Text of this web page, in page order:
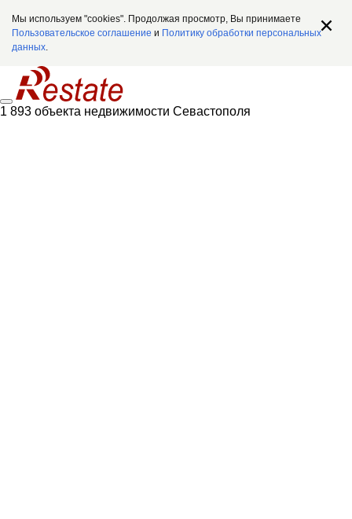
Мы используем "cookies". Продолжая просмотр, Вы принимаете
Пользовательское соглашение и Политику обработки персональных
данных.
1 893 объекта недвижимости Севастополя